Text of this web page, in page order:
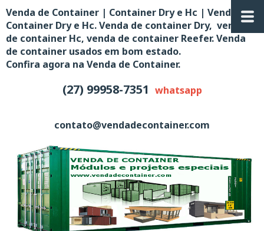
Venda de Container | Container Dry e Hc | Venda de
Container Dry e Hc. Venda de container Dry, venda
de container Hc, venda de container Reefer. Venda
de container usados em bom estado.
Confira agora na Venda de Container.
(27) 99958-7351 whatsapp
contato@vendadecontainer.com